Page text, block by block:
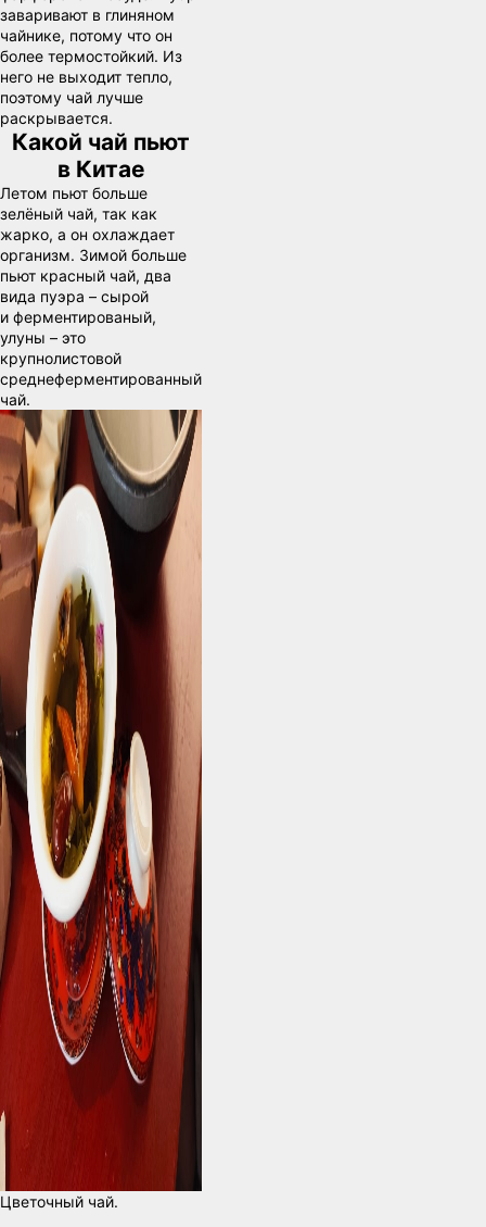
заваривают в глиняном
чайнике, потому что он
более термостойкий. Из
него не выходит тепло,
поэтому чай лучше
раскрывается.
Какой чай пьют
в Китае
Летом пьют больше
зелёный чай, так как
жарко, а он охлаждает
организм. Зимой больше
пьют красный чай, два
вида пуэра – сырой
и ферментированый,
улуны – это
крупнолистовой
среднеферментированный
чай.
Цветочный чай.